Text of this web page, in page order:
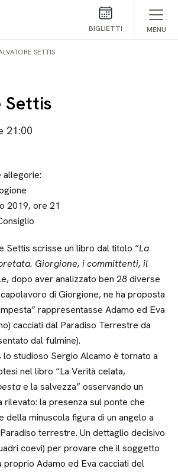
BIGLIETTI MENU
SETTIS
Settis
21:00
allegorie:
2019, ore 21
Settis scrisse un libro dal titolo “La
Giorgione, i committenti, il
dopo aver analizzato ben 28 diverse
di Giorgione, ne ha proposta
rappresentasse Adamo ed Eva
cacciati dal Paradiso Terrestre da
dal fulmine).
lo studioso Sergio Alcamo è tornato a
nel libro “La Verità celata,
e la salvezza” osservando un
rilevato: la presenza sul ponte che
della minuscola figura di un angelo a
terrestre. Un dettaglio decisivo
coevi) per provare che il soggetto
proprio Adamo ed Eva cacciati del